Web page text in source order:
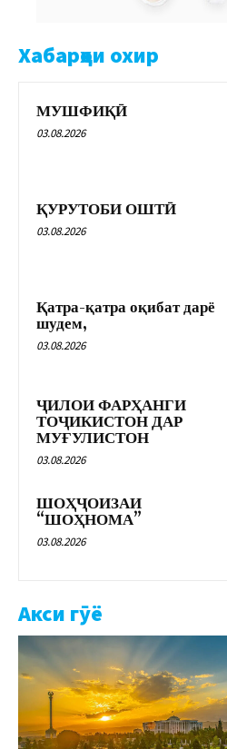
Хабарҳои охир
МУШФИҚӢ
03.08.2026
ҚУРУТОБИ ОШТӢ
03.08.2026
Қатра-қатра оқибат дарё
шудем,
03.08.2026
ҶИЛОИ ФАРҲАНГИ
ТОҶИКИСТОН ДАР
МУҒУЛИСТОН
03.08.2026
ШОҲҶОИЗАИ
“ШОҲНОМА”
03.08.2026
Акси гӯё